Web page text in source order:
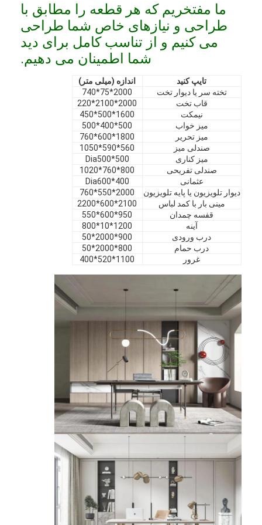
ویدیو
بازدید از کارخانه
کنترل کیفیت
با ما تماس بگیرید
اخبار
موارد
سوالات
حالا حرف بزن
مبلمان هتل
مبلمان ویلا
مبلمان آپارتمان
مبلمان باشگاه تجاری
مبلمان اتاق غذا
مبلمان اداری
اثاث ثابت
مبلمان روکش شده
ما مفتخریم که هر قطعه را مطابق با
طراحی و نیازهای خاص شما طراحی
می کنیم و از تناسب کامل برای دید
شما اطمینان می دهیم.
تایپ کنید
اندازه (میلی متر)
تخته سر یا دیوار تخت
2000*75*740
قاب تخت
2000*2100*220
نیمکت
1600*500*450
میز خواب
500*400*500
میز تحریر
1800*600*760
صندلی میز
560*590*1050
میز کناری
Dia500*500
صندلی تفریحی
800*760*1020
عثمانی
Dia600*400
دیوار تلویزیون یا پایه تلویزیون
2000*550*760
مینی بار با کمد لباس
2100*600*2200
قفسه چمدان
950*600*550
آینه
1200*10*800
درب ورودی
900*2000*50
درب حمام
800*2000*50
غرور
1100*520*400